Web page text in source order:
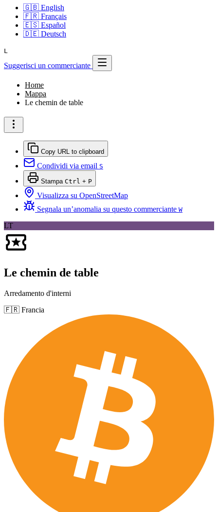
🇬🇧 English
🇫🇷 Français
🇪🇸 Español
🇩🇪 Deutsch
L
Suggerisci un commerciante
Home
Mappa
Le chemin de table
Copy URL to clipboard
Condividi via email S
Stampa Ctrl + P
Visualizza su OpenStreetMap
Segnala un’anomalia su questo commerciante W
LT
Le chemin de table
Arredamento d'interni
🇫🇷 Francia